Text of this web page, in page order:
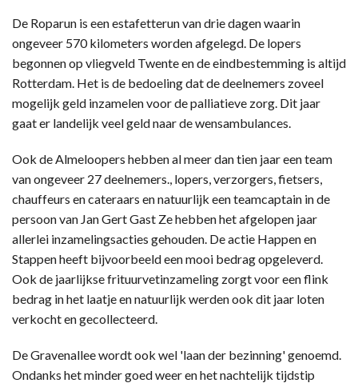
De Roparun is een estafetterun van drie dagen waarin
ongeveer 570 kilometers worden afgelegd. De lopers
begonnen op vliegveld Twente en de eindbestemming is altijd
Rotterdam. Het is de bedoeling dat de deelnemers zoveel
mogelijk geld inzamelen voor de palliatieve zorg. Dit jaar
gaat er landelijk veel geld naar de wensambulances.
Ook de Almeloopers hebben al meer dan tien jaar een team
van ongeveer 27 deelnemers., lopers, verzorgers, fietsers,
chauffeurs en cateraars en natuurlijk een teamcaptain in de
persoon van Jan Gert Gast Ze hebben het afgelopen jaar
allerlei inzamelingsacties gehouden. De actie Happen en
Stappen heeft bijvoorbeeld een mooi bedrag opgeleverd.
Ook de jaarlijkse frituurvetinzameling zorgt voor een flink
bedrag in het laatje en natuurlijk werden ook dit jaar loten
verkocht en gecollecteerd.
De Gravenallee wordt ook wel 'laan der bezinning' genoemd.
Ondanks het minder goed weer en het nachtelijk tijdstip